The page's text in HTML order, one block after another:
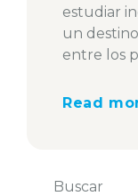
estudiar
un
entre los
Read
Buscar